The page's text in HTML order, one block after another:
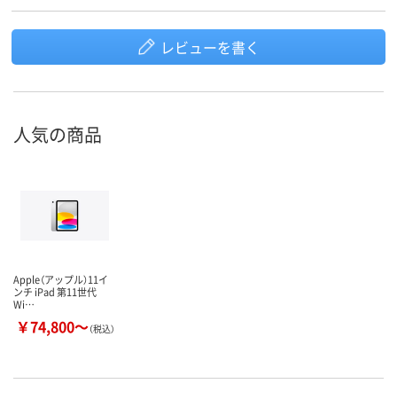
レビューを書く
人気の商品
Apple（アップル）11イ
ンチ iPad 第11世代
Wi…
￥74,800～（税込）